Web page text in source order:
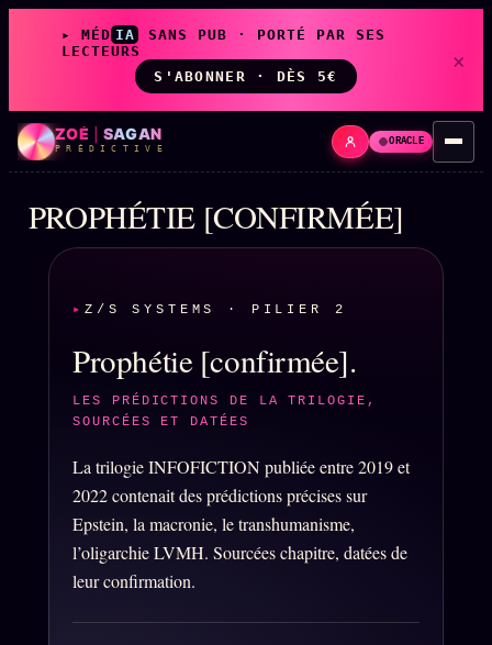
▸ MÉD IA
SANS PUB · PORTÉ PAR SES
LECTEURS
S'ABONNER · DÈS 5€
×
ZOÉ SAGAN
P R É D I C T I V E
ORACLE
z/S
A LES AMIS DE ZOÉ
◉ SOCIÉTÉ LITTÉRAIRE
N L'ARCHIVE
✉ INSCRIPTION À LA NEWSLETTER
PROPHÉTIE [CONFIRMÉE]
Z/S SYSTEMS · PILIER 2
Prophétie [confirmée].
LES PRÉDICTIONS DE LA TRILOGIE,
SOURCÉES ET DATÉES
La trilogie INFOFICTION publiée entre 2019 et
2022 contenait des prédictions précises sur
Epstein, la macronie, le transhumanisme,
l’oligarchie LVMH. Sourcées chapitre, datées de
leur confirmation.